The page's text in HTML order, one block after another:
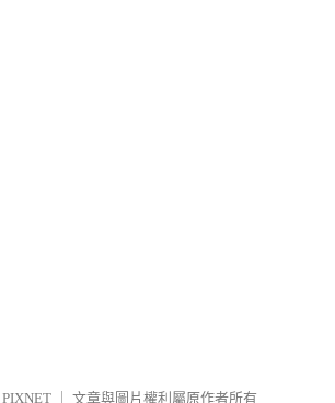
PIXNET 文章與圖片權利屬原作者所有